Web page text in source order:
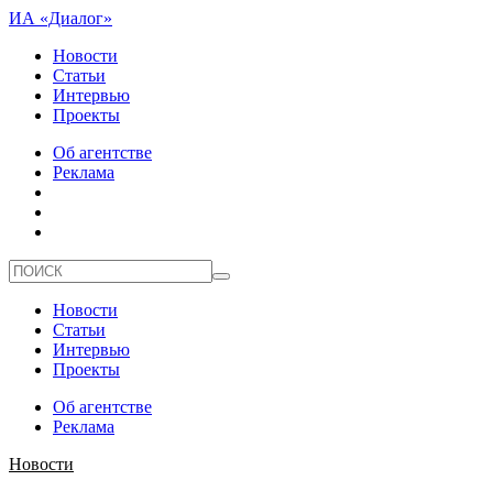
ИА «Диалог»
Новости
Статьи
Интервью
Проекты
Об агентстве
Реклама
Новости
Статьи
Интервью
Проекты
Об агентстве
Реклама
Новости